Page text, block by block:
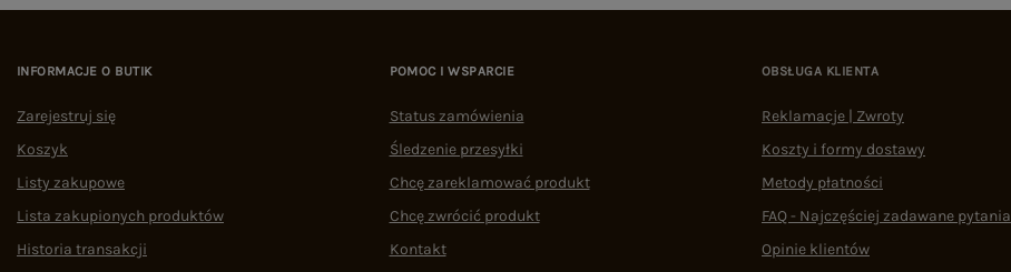
INFORMACJE O BUTIK
Zarejestruj się
Koszyk
Listy zakupowe
Lista zakupionych produktów
Historia transakcji
POMOC I WSPARCIE
Status zamówienia
Śledzenie przesyłki
Chcę zareklamować produkt
Chcę zwrócić produkt
Kontakt
OBSŁUGA KLIENTA
Reklamacje | Zwroty
Koszty i formy dostawy
Metody płatności
FAQ - Najczęściej zadawane pytania
Opinie klientów